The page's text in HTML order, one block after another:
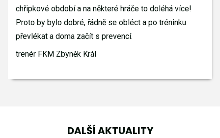
chřipkové období a na některé hráče to doléhá více!
Proto by bylo dobré, řádně se obléct a po tréninku
převlékat a doma začít s prevencí.
trenér FKM Zbyněk Král
DALŠÍ AKTUALITY